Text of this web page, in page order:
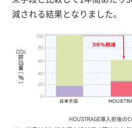
減される結果となりました。
HOUSTRAGE導入前後の